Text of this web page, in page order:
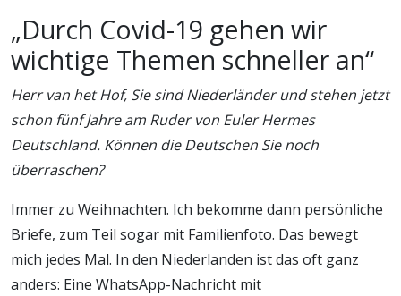
„Durch Covid-19 gehen wir
wichtige Themen schneller an“
Herr van het Hof, Sie sind Niederländer und stehen jetzt
schon fünf Jahre am Ruder von Euler Hermes
Deutschland. Können die Deutschen Sie noch
überraschen?
Immer zu Weihnachten. Ich bekomme dann persönliche
Briefe, zum Teil sogar mit Familienfoto. Das bewegt
mich jedes Mal. In den Niederlanden ist das oft ganz
anders: Eine WhatsApp-Nachricht mit